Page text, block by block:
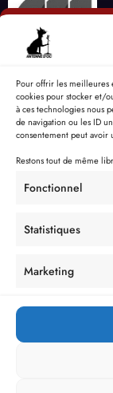
Pour offrir les meilleures
cookies pour stocker et/
à ces technologies nous
de navigation ou les ID
consentement peut avoir
Restons tout de même
Fonctionnel
Statistiques
Marketing